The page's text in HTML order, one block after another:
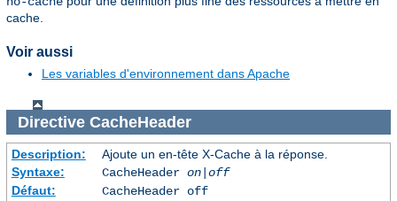
cache.
Voir aussi
Les variables d'environnement dans Apache
Directive CacheHeader
Description:
Ajoute un en-tête X-Cache à la réponse.
Syntaxe:
CacheHeader on|off
Défaut:
CacheHeader off